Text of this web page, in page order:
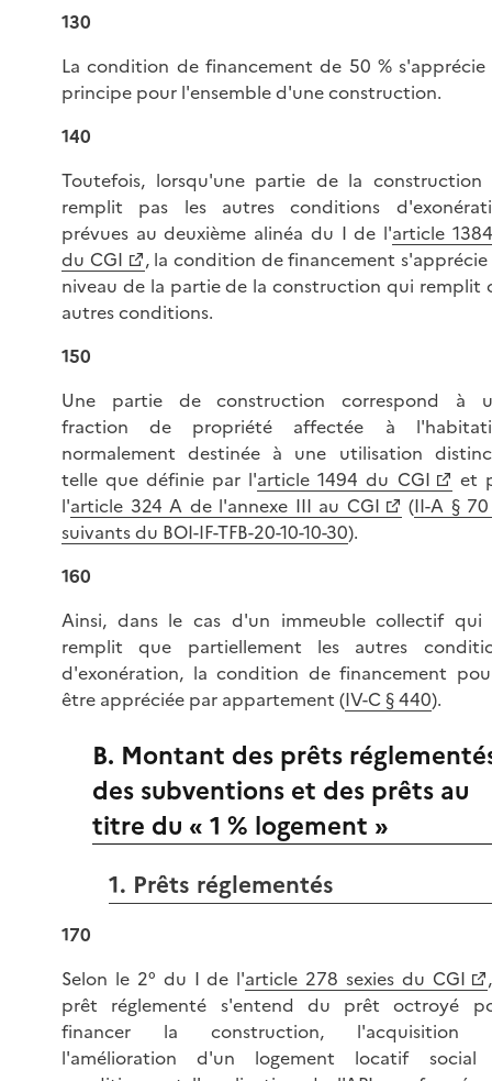
130
La condition de financement de 50 % s'apprécie
principe pour l'ensemble d'une construction.
140
Toutefois, lorsqu'une partie de la construction
remplit pas les autres conditions
prévues au deuxième alinéa du I de l'article
du CGI
, la condition de financement s'apprécie
niveau de la partie de la construction qui remplit
autres conditions.
150
Une partie de construction correspond à
fraction de propriété affectée à
normalement destinée à une utilisation
telle que définie par l'article 1494 du CGI
et
l'article 324 A de l'annexe III au CGI (II-A §
suivants du BOI-IF-TFB-20-10-10-30).
160
Ainsi, dans le cas d'un immeuble collectif qui
remplit que partiellement les autres
d'exonération, la condition de financement
être appréciée par appartement (IV-C § 440).
B. Montant des prêts
des subventions et des prêts au
titre du « 1 % logement »
1. Prêts réglementés
170
Selon le 2° du I de l'article 278 sexies du CGI
prêt réglementé s'entend du prêt octroyé
financer la construction, l'acquisition
l'amélioration d'un logement locatif